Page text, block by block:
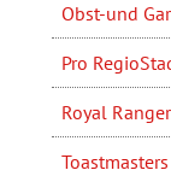
Obst-und
Pro
Royal